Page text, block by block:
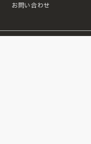
お問い合わせ